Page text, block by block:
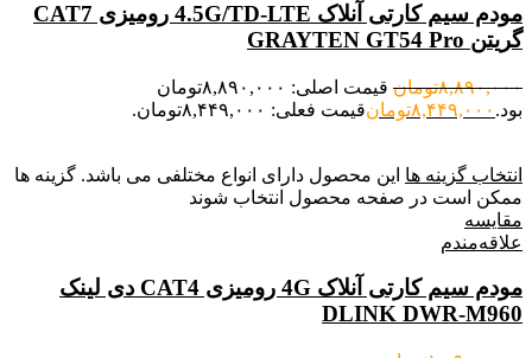
مودم سیم کارتی آنلاک 4.5G/TD-LTE رومیزی CAT7
گریتن GRAYTEN GT54 Pro
۸,۸۹۰,۰۰۰تومان
قیمت اصلی: ۸,۸۹۰,۰۰۰تومان
بود. ۸,۴۴۹,۰۰۰تومانقیمت فعلی: ۸,۴۴۹,۰۰۰تومان.
انتخاب گزینه ها این محصول دارای انواع مختلفی می باشد. گزینه ها
ممکن است در صفحه محصول انتخاب شوند
مقایسه
علاقه‌مندم
مودم سیم کارتی آنلاک 4G رومیزی CAT4 دی لینک
DLINK DWR-M960